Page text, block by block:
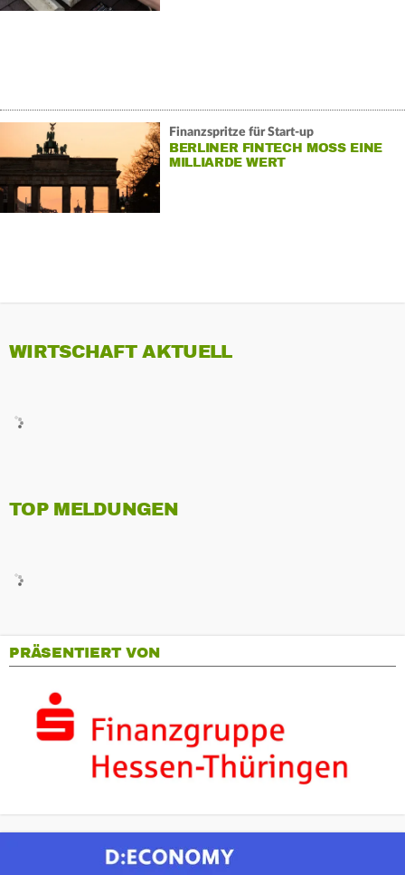
Finanzspritze für Start-up
BERLINER FINTECH MOSS EINE
MILLIARDE WERT
WIRTSCHAFT AKTUELL
TOP MELDUNGEN
PRÄSENTIERT VON